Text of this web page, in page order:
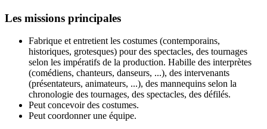
Les missions principales
Fabrique et entretient les costumes (contemporains,
historiques, grotesques) pour des spectacles, des tournages
selon les impératifs de la production. Habille des interprètes
(comédiens, chanteurs, danseurs, ...), des intervenants
(présentateurs, animateurs, ...), des mannequins selon la
chronologie des tournages, des spectacles, des défilés.
Peut concevoir des costumes.
Peut coordonner une équipe.